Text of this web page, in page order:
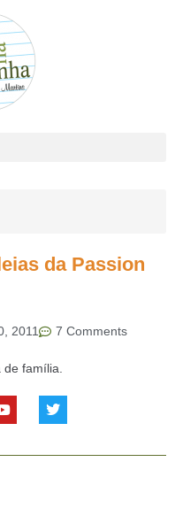
da Passion
2011 7 Comments
família.